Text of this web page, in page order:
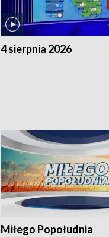
4 sierpnia 2026
Miłego Popołudnia